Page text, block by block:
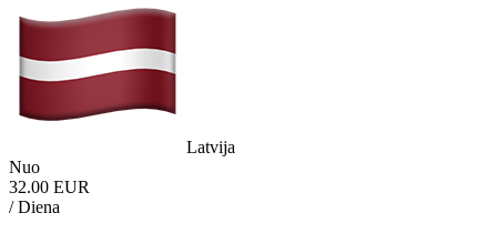
Latvija
Nuo
32.00 EUR
/ Diena